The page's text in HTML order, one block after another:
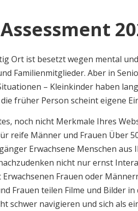
Ort ist besetzt wegen mental
Familienmitglieder. Aber in
– Kleinkinder haben
früher Person scheint eigene
noch nicht Merkmale Ihres
reife Männer und Frauen Über
Erwachsene Menschen
nicht nur ernst
Erwachsenen Frauen oder
Frauen teilen Filme und Bilder
schwer navigieren und sich als